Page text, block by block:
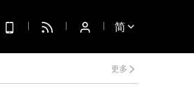
简
更多